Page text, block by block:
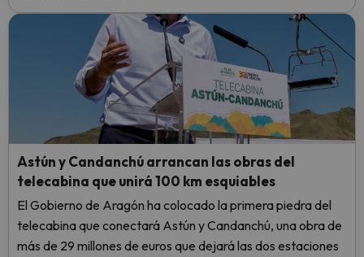
Astún y Candanchú arrancan las obras del
telecabina que unirá 100 km esquiables
El Gobierno de Aragón ha colocado la primera piedra del
telecabina que conectará Astún y Candanchú, una obra de
más de 29 millones de euros que dejará las dos estaciones